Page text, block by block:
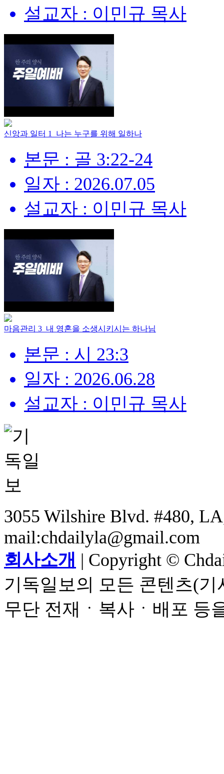
설교자 : 이민규 목사
신앙과 일터 1_나는 누구를 위해 일하나
본문 : 골 3:22-24
일자 : 2026.07.05
설교자 : 이민규 목사
마음관리 3_내 영혼을 소생시키시는 하나님
본문 : 시 23:3
일자 : 2026.06.28
설교자 : 이민규 목사
3055 Wilshire Blvd. #480,
mail:chdailyla@gmail.com
회사소개 | Copyright ©
기독일보의 모든 콘텐츠(
무단 전재ㆍ복사ㆍ배포 등